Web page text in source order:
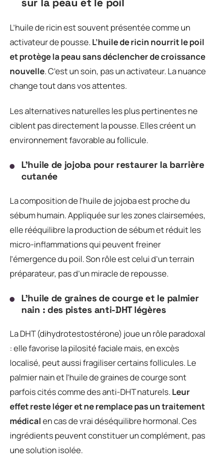
L’huile de ricin est souvent présentée comme un
activateur de pousse. L’huile de ricin nourrit le poil
et protège la peau sans déclencher de croissance
nouvelle. C’est un soin, pas un activateur. La nuance
change tout dans vos attentes.
Les alternatives naturelles les plus pertinentes ne
ciblent pas directement la pousse. Elles créent un
environnement favorable au follicule.
L’huile de jojoba pour restaurer la barrière
cutanée
La composition de l’huile de jojoba est proche du
sébum humain. Appliquée sur les zones clairsemées,
elle rééquilibre la production de sébum et réduit les
micro-inflammations qui peuvent freiner
l’émergence du poil. Son rôle est celui d’un terrain
préparateur, pas d’un miracle de repousse.
L’huile de graines de courge et le palmier
nain : des pistes anti-DHT légères
La DHT (dihydrotestostérone) joue un rôle paradoxal
: elle favorise la pilosité faciale mais, en excès
localisé, peut aussi fragiliser certains follicules. Le
palmier nain et l’huile de graines de courge sont
parfois cités comme des anti-DHT naturels. Leur
effet reste léger et ne remplace pas un traitement
médicalen cas de vrai déséquilibre hormonal. Ces
ingrédients peuvent constituer un complément, pas
une solution isolée.